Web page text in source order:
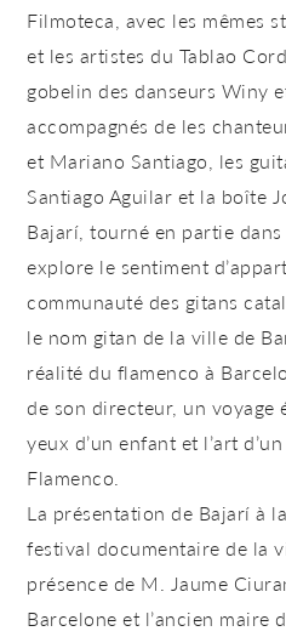
Filmoteca, avec les mêmes
et les artistes du Tablao
gobelin des danseurs Winy
accompagnés de les
et Mariano Santiago, les
Santiago Aguilar et la boîte
Bajarí, tourné en partie
explore le sentiment
communauté des gitans
le nom gitan de la ville de
réalité du flamenco à
de son directeur, un voyage
yeux d’un enfant et l’art
Flamenco.
La présentation de Bajarí à
festival documentaire de la
présence de M. Jaume
Barcelone et l’ancien maire